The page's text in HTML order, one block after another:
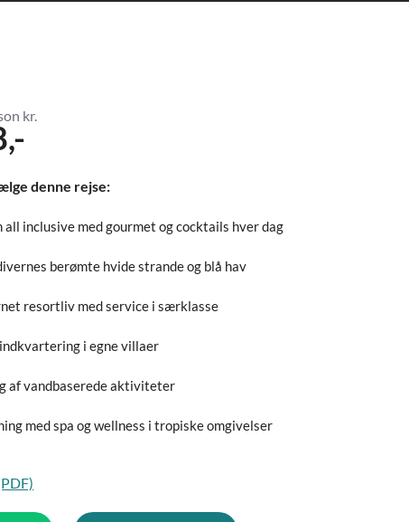
kr.
denne rejse:
all inclusive med gourmet og cocktails hver dag
berømte hvide strande og blå hav
resortliv med service i særklasse
i egne villaer
af vandbaserede aktiviteter
med spa og wellness i tropiske omgivelser